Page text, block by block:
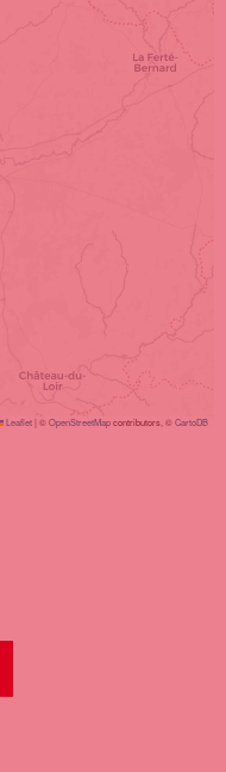
Leaflet| ©OpenStreetMapcontributors, ©CartoDB